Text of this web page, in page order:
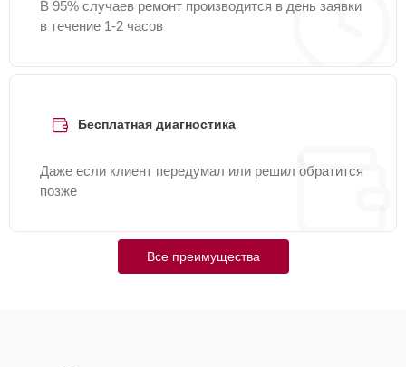
В 95% случаев ремонт производится в день заявки
в течение 1-2 часов
Бесплатная диагностика
Даже если клиент передумал или решил обратится
позже
Все преимущества